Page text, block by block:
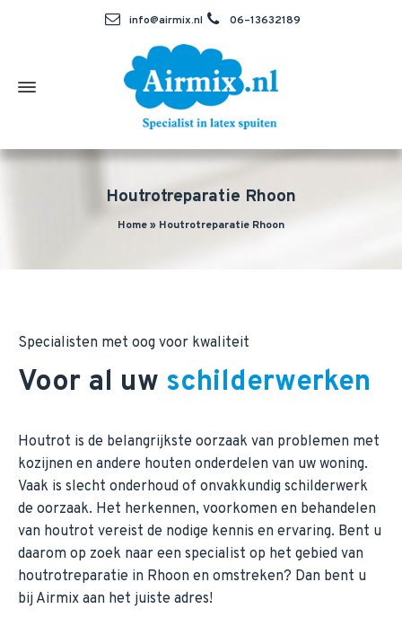
info@airmix.nl 06–13632189
Houtrotreparatie Rhoon
Home» Houtrotreparatie Rhoon
Specialisten met oog voor kwaliteit
Voor al uw schilderwerken
Houtrot is de belangrijkste oorzaak van problemen met
kozijnen en andere houten onderdelen van uw woning.
Vaak is slecht onderhoud of onvakkundig schilderwerk
de oorzaak. Het herkennen, voorkomen en behandelen
van houtrot vereist de nodige kennis en ervaring. Bent u
daarom op zoek naar een specialist op het gebied van
houtrotreparatie in Rhoon en omstreken? Dan bent u
bij Airmix aan het juiste adres!